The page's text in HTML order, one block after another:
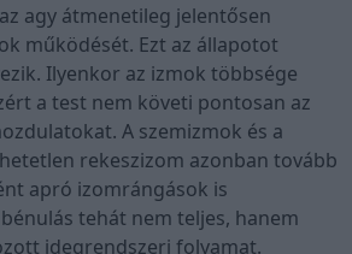
az agy átmenetileg jelentősen
működését. Ezt az állapotot
Ilyenkor az izmok többsége
a test nem követi pontosan az
A szemizmok és a
rekeszizom azonban tovább
apró izomrángások is
tehát nem teljes, hanem
idegrendszeri folyamat.